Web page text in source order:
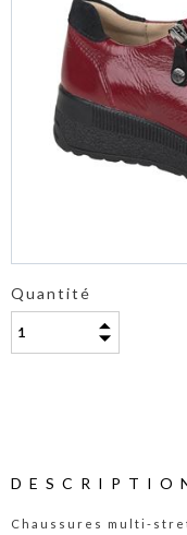
Quantité
Chaussures multi-